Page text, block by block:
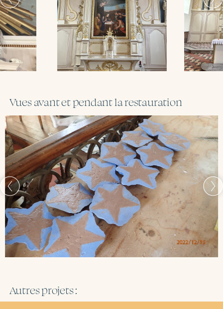
Vues avant et pendant la restauration
Autres projets :